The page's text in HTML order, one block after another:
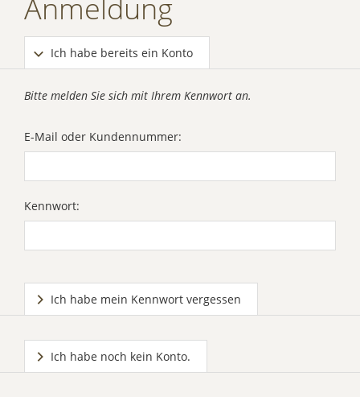
Anmeldung
Ich habe bereits ein Konto
Bitte melden Sie sich mit Ihrem Kennwort an.
E-Mail oder Kundennummer:
Kennwort:
Ich habe mein Kennwort vergessen
Ich habe noch kein Konto.